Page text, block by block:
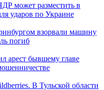
может разместить в
ударов по Украине
взорвали машину
погиб
арест бывшему главе
В Тульской области